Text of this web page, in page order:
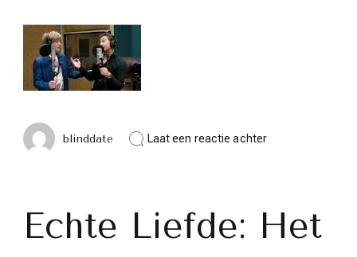
blinddate Laat een reactie achterop
Een
Tijdloos
Echte Liefde: Het